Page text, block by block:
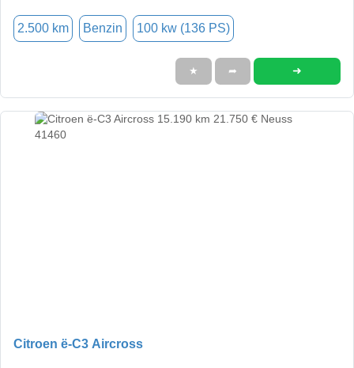
2.500 km Benzin 100 kw (136 PS)
★ ➦ ➜
Citroen ë-C3 Aircross